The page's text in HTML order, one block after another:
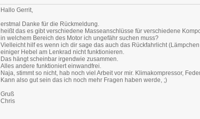
Hallo Gerrit,
erstmal Danke für die Rückmeldung.
heißt das es gibt verschiedene Masseanschlüsse für verschiedene
in welchem Bereich des Motor ich ungefähr suchen muss?
Vielleicht hilf es wenn ich dir sage das auch das Rückfahrlicht
einiger Hebel am Lenkrad nicht funktionieren.
Das hängt scheinbar irgendwie zusammen.
Alles andere funktioniert einwandfrei.
Naja, stimmt so nicht, hab noch viel Arbeit vor mir. Klimakompressor,
Kann also gut sein das ich noch mehr Fragen haben werde, ;)
Gruß
Chris